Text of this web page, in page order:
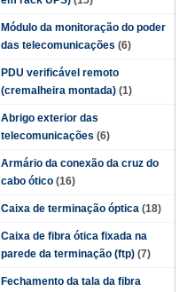
Módulo da monitoração do poder
das telecomunicações (6)
PDU verificável remoto
(cremalheira montada) (1)
Abrigo exterior das
telecomunicações (6)
Armário da conexão da cruz do
cabo ótico (16)
Caixa de terminação óptica (18)
Caixa de fibra ótica fixada na
parede da terminação (ftp) (7)
Fechamento da tala da fibra